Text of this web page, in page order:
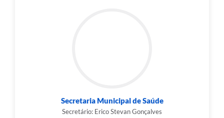
Secretaria Municipal de Saúde
Secretário: Erico Stevan Gonçalves